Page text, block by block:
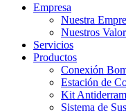
Empresa
Nuestra
Nuestros
Servicios
Productos
Conexión
Estación de
Kit
Sistema de